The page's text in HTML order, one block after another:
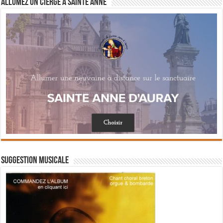
Allumez un cierge à Sainte Anne
Suggestion musicale